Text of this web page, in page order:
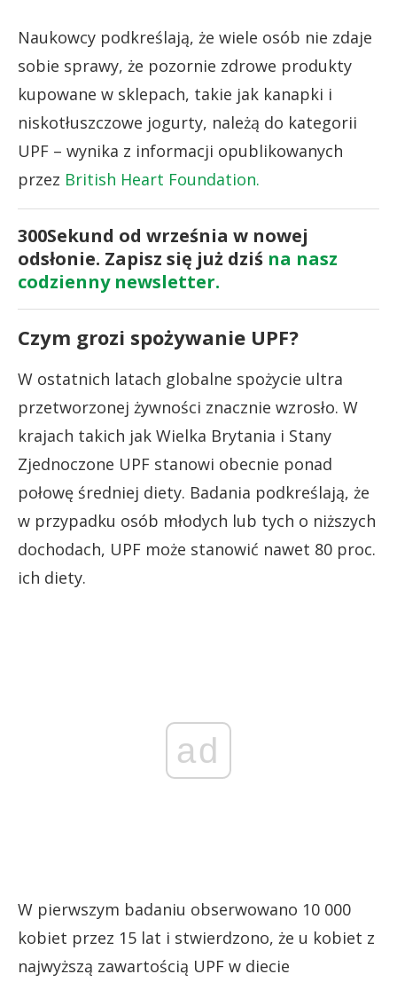
Naukowcy podkreślają, że wiele osób nie zdaje
sobie sprawy, że pozornie zdrowe produkty
kupowane w sklepach, takie jak kanapki i
niskotłuszczowe jogurty, należą do kategorii
UPF – wynika z informacji opublikowanych
przez British Heart Foundation.
300Sekund od września w nowej
odsłonie. Zapisz się już dziś na nasz
codzienny newsletter.
Czym grozi spożywanie UPF?
W ostatnich latach globalne spożycie ultra
przetworzonej żywności znacznie wzrosło. W
krajach takich jak Wielka Brytania i Stany
Zjednoczone UPF stanowi obecnie ponad
połowę średniej diety. Badania podkreślają, że
w przypadku osób młodych lub tych o niższych
dochodach, UPF może stanowić nawet 80 proc.
ich diety.
ad
W pierwszym badaniu obserwowano 10 000
kobiet przez 15 lat i stwierdzono, że u kobiet z
najwyższą zawartością UPF w diecie